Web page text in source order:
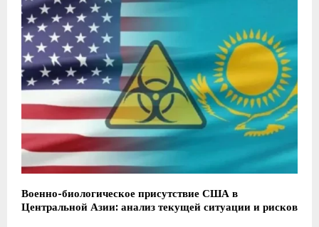
Военно-биологическое присутствие США в
Центральной Азии: анализ текущей ситуации и рисков